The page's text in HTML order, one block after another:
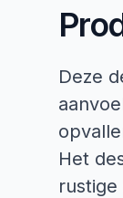
Deze
Het
rustige